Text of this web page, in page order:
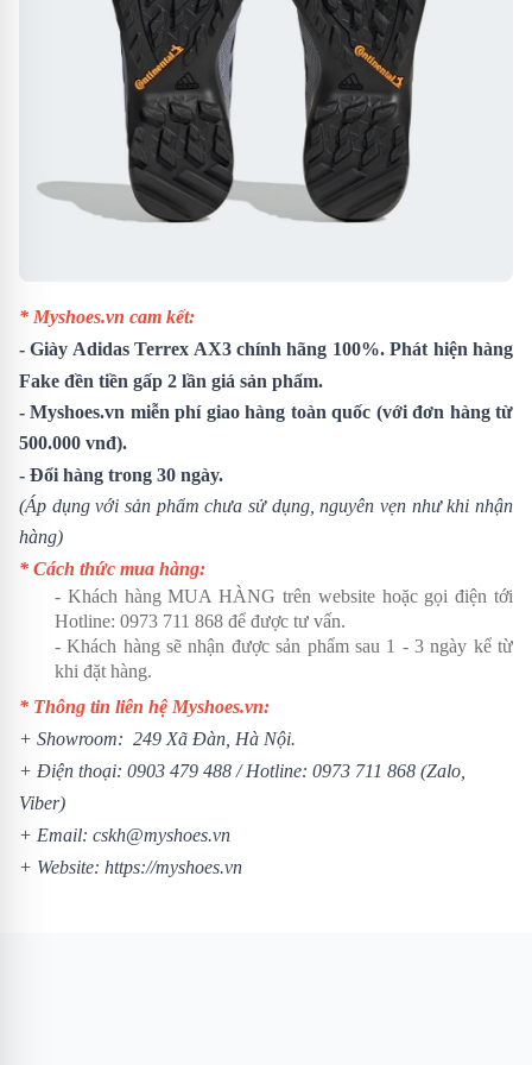
* Myshoes.vn cam kết:
-Giày Adidas Terrex AX3chính hãng 100%. Phát hiện hàng
Fake đền tiền gấp 2 lần giá sản phẩm.
- Myshoes.vn miễn phí giao hàng toàn quốc (với đơn hàng từ
500.000 vnđ).
- Đổi hàng trong 30 ngày.
(Áp dụng với sản phẩm chưa sử dụng, nguyên vẹn như khi nhận
hàng)
* Cách thức mua hàng:
- Khách hàng MUA HÀNG trên website hoặc gọi điện tới
Hotline: 0973 711 868 để được tư vấn.
- Khách hàng sẽ nhận được sản phẩm sau 1 - 3 ngày kể từ
khi đặt hàng.
* Thông tin liên hệ Myshoes.vn:
+ Showroom: 249 Xã Đàn, Hà Nội.
+ Điện thoại: 0903 479 488 / Hotline: 0973 711 868 (Zalo,
Viber)
+ Email: cskh@myshoes.vn
+ Website: https://myshoes.vn